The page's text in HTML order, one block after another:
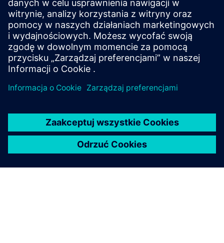
Dodatkowe informacje i zasoby
Biała księga: Podróż dojrzałości AI